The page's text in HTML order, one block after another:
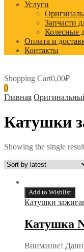
Услуги
Запчасти
Колесные
Оплата и
Контакты
Shopping Cart0,00₽
0
Главная
Катушки
Showing the single
Add to Wishlist
Катушки
Катушка
Внимание!